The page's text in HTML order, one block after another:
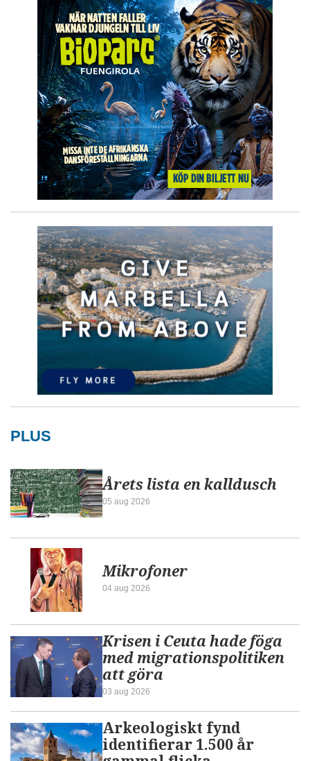
PLUS
Årets lista en kalldusch
05 aug 2026
Mikrofoner
04 aug 2026
Krisen i Ceuta hade föga
med migrationspolitiken
att göra
03 aug 2026
Arkeologiskt fynd
identifierar 1.500 år